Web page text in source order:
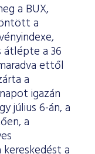
a BUX,
a
átlépte a 36
ettől
a
igazán
július 6-án, a
a
a